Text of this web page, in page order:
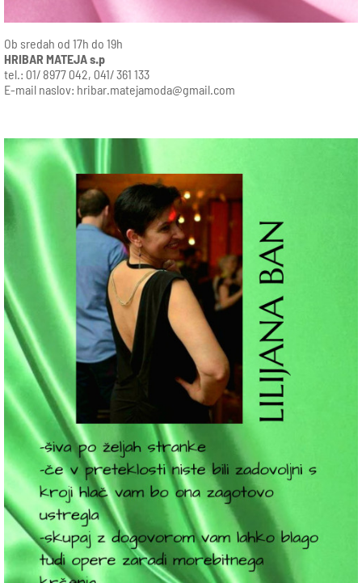
Ob sredah od 17h do 19h
HRIBAR MATEJA s.p
tel.: 01/ 8977 042, 041/ 361 133
E-mail naslov: hribar.matejamoda@gmail.com